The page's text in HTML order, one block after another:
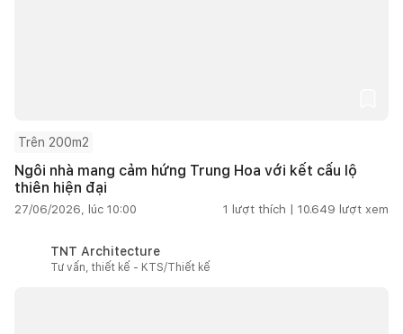
Trên 200m2
Ngôi nhà mang cảm hứng Trung Hoa với kết cấu lộ
thiên hiện đại
27/06/2026, lúc 10:00 1 lượt thích | 10.649 lượt xem
TNT Architecture
Tư vấn, thiết kế - KTS/Thiết kế